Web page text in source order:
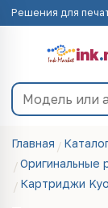
Решения для
ink.
Главная
Оригинальные
Картриджи